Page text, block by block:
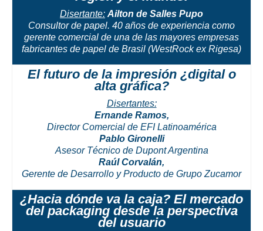
Disertante: Ailton de Salles Pupo
Consultor de papel. 40 años de experiencia como
gerente comercial de una de las mayores empresas
fabricantes de papel de Brasil (WestRock ex Rigesa)
El futuro de la impresión ¿digital o
alta gráfica?
Disertantes:
Ernande Ramos,
Director Comercial de EFI Latinoamérica
Pablo Gironelli
Asesor Técnico de Dupont Argentina
Raúl Corvalán,
Gerente de Desarrollo y Producto de Grupo Zucamor
¿Hacia dónde va la caja? El mercado
del packaging desde la perspectiva
del usuario